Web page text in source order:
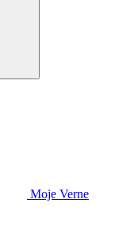
Moje Verne